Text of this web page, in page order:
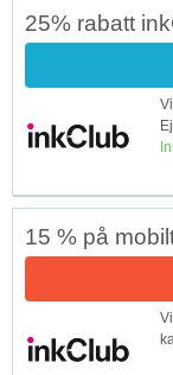
25% rabatt
15 % på